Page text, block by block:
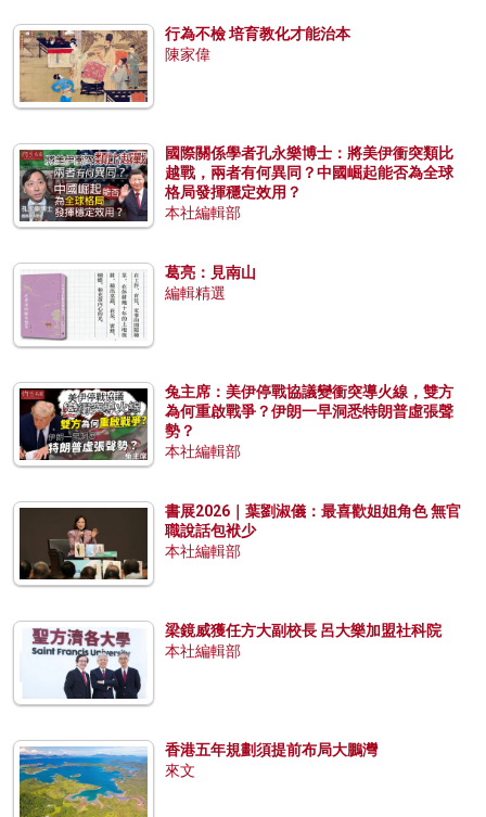
行為不檢 培育教化才能治本
陳家偉
國際關係學者孔永樂博士：將美伊衝突類比
越戰，兩者有何異同？中國崛起能否為全球
格局發揮穩定效用？
本社編輯部
葛亮：見南山
編輯精選
兔主席：美伊停戰協議變衝突導火線，雙方
為何重啟戰爭？伊朗一早洞悉特朗普虛張聲
勢？
本社編輯部
書展2026｜葉劉淑儀：最喜歡姐姐角色 無官
職說話包袱少
本社編輯部
梁鏡威獲任方大副校長 呂大樂加盟社科院
本社編輯部
香港五年規劃須提前布局大鵬灣
來文